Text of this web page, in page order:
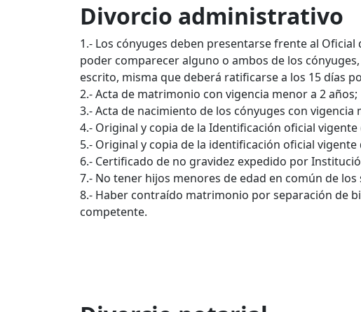
Divorcio administrativo
1.- Los cónyuges deben presentarse frente al Oficial
poder comparecer alguno o ambos de los
escrito, misma que deberá ratificarse a los 15 días
2.- Acta de matrimonio con vigencia menor a 2 años;
3.- Acta de nacimiento de los cónyuges con vigencia
4.- Original y copia de la Identificación oficial vigente
5.- Original y copia de la identificación oficial
6.- Certificado de no gravidez expedido por
7.- No tener hijos menores de edad en común de
8.- Haber contraído matrimonio por separación de
competente.